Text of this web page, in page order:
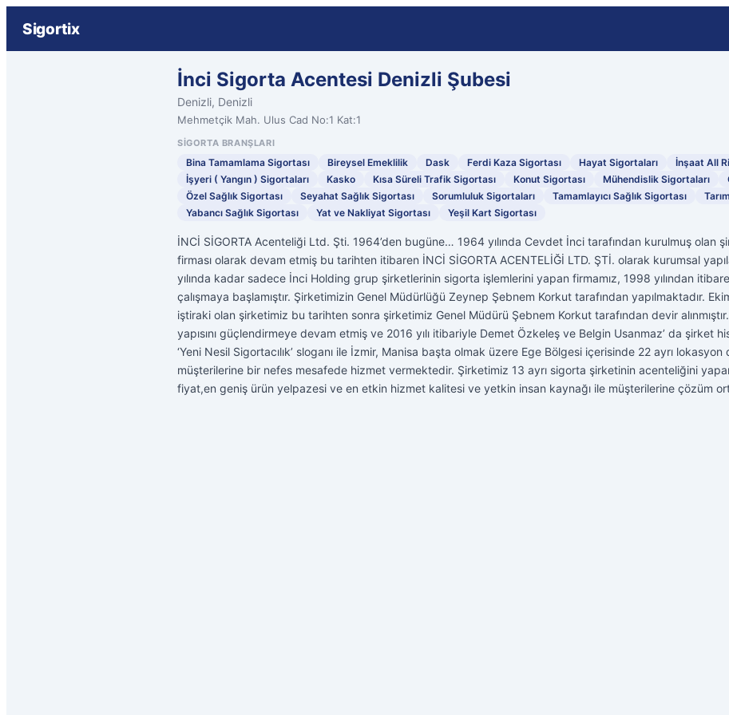
Sigortix
İnci Sigorta Acentesi Denizli Şubesi
Denizli, Denizli
Mehmetçik Mah. Ulus Cad No:1 Kat:1
SIGORTA BRANŞLARI
Bina Tamamlama Sigortası Bireysel Emeklilik Dask Ferdi Kaza Sigortası Hayat Sigortaları
İnşaat All
İşyeri ( Yangın ) Sigortaları
Kasko Kısa Süreli Trafik Sigortası Konut Sigortası Mühendislik Sigortaları
Özel Sağlık Sigortası
Seyahat Sağlık Sigortası Sorumluluk Sigortaları Tamamlayıcı Sağlık Sigortası
Yabancı Sağlık Sigortası
Yat ve Nakliyat Sigortası Yeşil Kart Sigortası
İNCİ SİGORTA Acenteliği Ltd. Şti. 1964’den bugüne… 1964 yılında Cevdet İnci tarafından kurulmuş olan
firması olarak devam etmiş bu tarihten itibaren İNCİ SİGORTA ACENTELİĞİ LTD. ŞTİ. olarak kurumsal
yılında kadar sadece İnci Holding grup şirketlerinin sigorta işlemlerini yapan firmamız, 1998 yılından
çalışmaya başlamıştır. Şirketimizin Genel Müdürlüğü Zeynep Şebnem Korkut tarafından yapılmaktadır.
iştiraki olan şirketimiz bu tarihten sonra şirketimiz Genel Müdürü Şebnem Korkut tarafından devir
yapısını güçlendirmeye devam etmiş ve 2016 yılı itibariyle Demet Özkeleş ve Belgin Usanmaz’ da şirket
‘Yeni Nesil Sigortacılık’ sloganı ile İzmir, Manisa başta olmak üzere Ege Bölgesi içerisinde 22 ayrı
müşterilerine bir nefes mesafede hizmet vermektedir. Şirketimiz 13 ayrı sigorta şirketinin acenteliğini
fiyat,en geniş ürün yelpazesi ve en etkin hizmet kalitesi ve yetkin insan kaynağı ile müşterilerine çözüm